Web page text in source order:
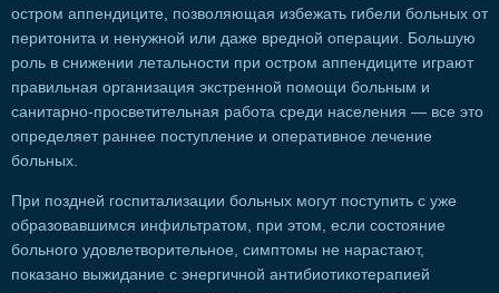
остром аппендиците, позволяющая избежать гибели больных от
перитонита и ненужной или даже вредной операции. Большую
роль в снижении летальности при остром аппендиците играют
правильная организация экстренной помощи больным и
санитарно-просветительная работа среди населения — все это
определяет раннее поступление и оперативное лечение
больных.
При поздней госпитализации больных могут поступить с уже
образовавшимся инфильтратом, при этом, если состояние
больного удовлетворительное, симптомы не нарастают,
показано выжидание с энергичной антибиотикотерапией